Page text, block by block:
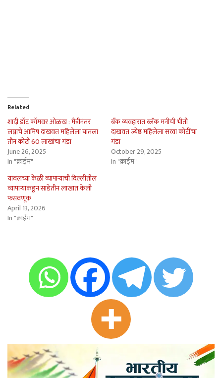
Related
शादी डॉट कॉमवर ओळख : मैत्रीनंतर
लग्नाचे आमिष दाखवत महिलेला घातला
तीन कोटी 60 लाखांचा गंडा
June 26, 2025
In "क्राईम"
बँक व्यवहारात ब्लॅक मनीची भीती
दाखवत ज्येष्ठ महिलेला सव्वा कोटींचा
गंडा
October 29, 2025
In "क्राईम"
यावलच्या केळी व्यापार्‍याची दिल्लीतील
व्यापार्‍याकडून साडेतीन लाखात केली
फसवणूक
April 13, 2026
In "क्राईम"